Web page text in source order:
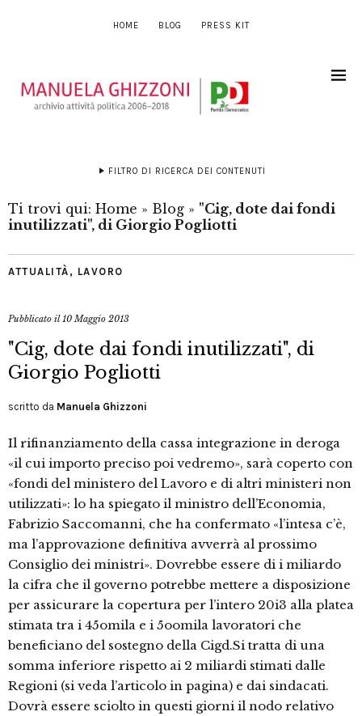
HOME BLOG PRESS KIT
FILTRO DI RICERCA DEI CONTENUTI
Ti trovi qui: Home » Blog » "Cig, dote dai fondi
inutilizzati", di Giorgio Pogliotti
ATTUALITÀ , LAVORO
Pubblicato il10 Maggio 2013
"Cig, dote dai fondi inutilizzati", di
Giorgio Pogliotti
scritto da Manuela Ghizzoni
Il rifinanziamento della cassa integrazione in deroga
«il cui importo preciso poi vedremo», sarà coperto con
«fondi del ministero del Lavoro e di altri ministeri non
utilizzati»: lo ha spiegato il ministro dell’Economia,
Fabrizio Saccomanni, che ha confermato «l’intesa c’è,
ma l’approvazione definitiva avverrà al prossimo
Consiglio dei ministri». Dovrebbe essere di i miliardo
la cifra che il governo potrebbe mettere a disposizione
per assicurare la copertura per l’intero 20i3 alla platea
stimata tra i 45omila e i 5oomila lavoratori che
beneficiano del sostegno della Cigd.Si tratta di una
somma inferiore rispetto ai 2 miliardi stimati dalle
Regioni (si veda l’articolo in pagina) e dai sindacati.
Dovrà essere sciolto in questi giorni il nodo relativo